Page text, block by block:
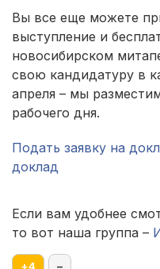
Вы все еще можете
выступление и
новосибирском
свою кандидатуру в
апреля – мы
рабочего дня.
Подать заявку на
доклад
Если вам удобнее
то вот наша группа –
+4 –